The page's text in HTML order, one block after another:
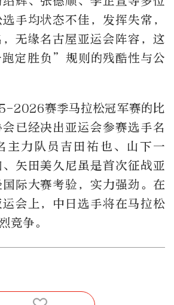
手均状态不佳，发挥失常，
无缘名古屋亚运会阵容，这
定胜负”规则的残酷性与公
2026赛季马拉松冠军赛的比
已经决出亚运会参赛选手名
主力队员吉田祐也、山下一
矢田美久尼虽是首次征战亚
际大赛考验，实力强劲。在
会上，中日选手将在马拉松
竞争。